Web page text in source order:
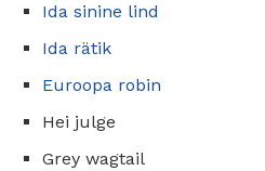
Ida sinine lind
Ida rätik
Euroopa robin
Hei julge
Grey wagtail